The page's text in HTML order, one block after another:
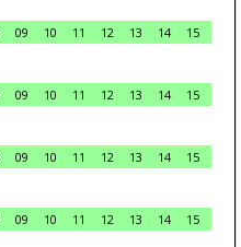
09 10 11 12 13 14
15
09 10 11 12 13 14
15
09 10 11 12 13 14
15
09 10 11 12 13 14
15